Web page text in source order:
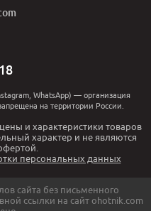
WhatsApp) — организация
на территории России.
и характеристики товаров
характер и не являются
персональных данных
сайта без письменного
ссылки на сайт ohotnik.com